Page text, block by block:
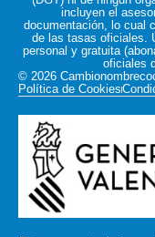
incluyen el
documentación, lo cual
de las tasas oficiales.
personal y gratuita
oficiales
© 2026
Política de Cookies